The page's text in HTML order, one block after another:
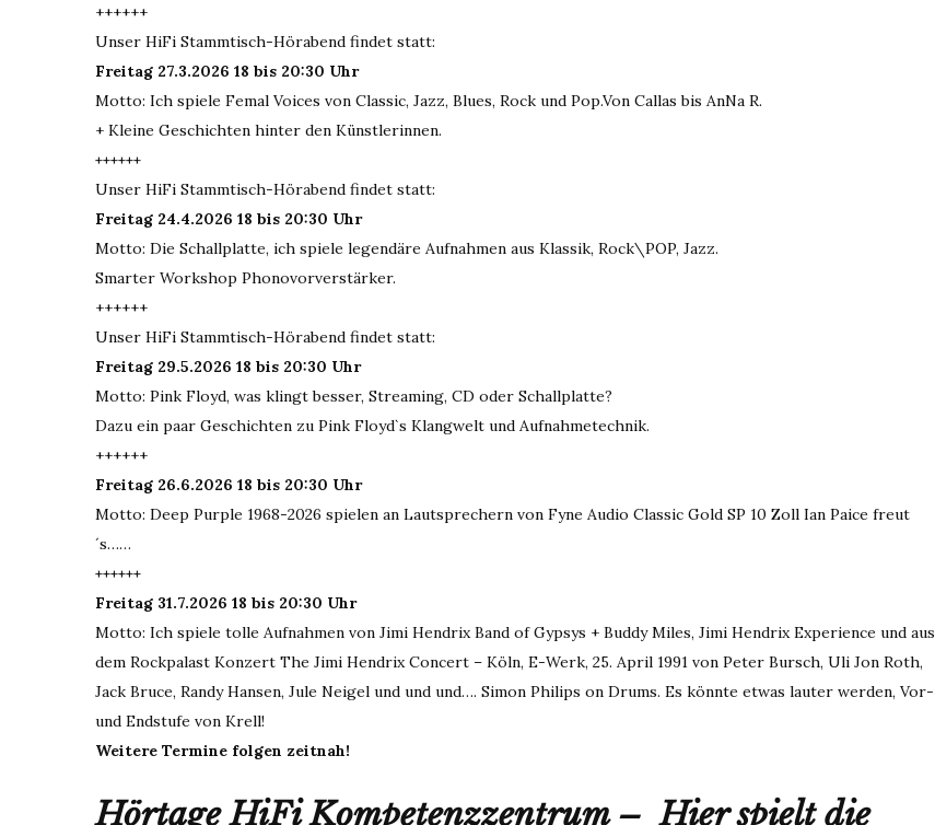
++++++
Unser HiFi Stammtisch-Hörabend findet statt:
Freitag 27.3.2026 18 bis 20:30 Uhr
Motto: Ich spiele Femal Voices von Classic, Jazz, Blues, Rock und Pop.Von Callas bis AnNa R.
+ Kleine Geschichten hinter den Künstlerinnen.
++++++
Unser HiFi Stammtisch-Hörabend findet statt:
Freitag 24.4.2026 18 bis 20:30 Uhr
Motto: Die Schallplatte, ich spiele legendäre Aufnahmen aus Klassik, Rock\POP, Jazz.
Smarter Workshop Phonovorverstärker.
++++++
Unser HiFi Stammtisch-Hörabend findet statt:
Freitag 29.5.2026 18 bis 20:30 Uhr
Motto: Pink Floyd, was klingt besser, Streaming, CD oder Schallplatte?
Dazu ein paar Geschichten zu Pink Floyd`s Klangwelt und Aufnahmetechnik.
++++++
Freitag 26.6.2026 18 bis 20:30 Uhr
Motto: Deep Purple 1968-2026 spielen an Lautsprechern von Fyne Audio Classic Gold SP 10 Zoll Ian Paice freut
´s……
++++++
Freitag 31.7.2026 18 bis 20:30 Uhr
Motto: Ich spiele tolle Aufnahmen von Jimi Hendrix Band of Gypsys + Buddy Miles, Jimi Hendrix Experience und aus
dem Rockpalast Konzert The Jimi Hendrix Concert – Köln, E-Werk, 25. April 1991 von Peter Bursch, Uli Jon Roth,
Jack Bruce, Randy Hansen, Jule Neigel und und und…. Simon Philips on Drums. Es könnte etwas lauter werden, Vor-
und Endstufe von Krell!
Weitere Termine folgen zeitnah!
Hörtage HiFi Kompetenzzentrum –Hier spielt die